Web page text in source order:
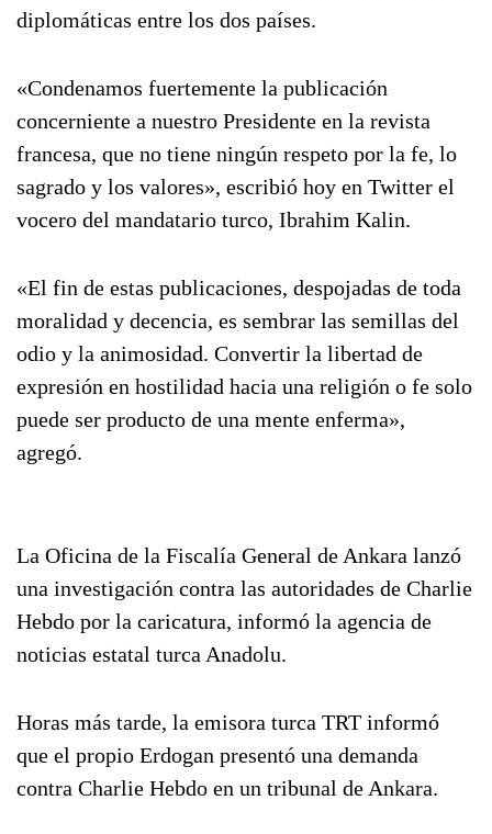
diplomáticas entre los dos países.
«Condenamos fuertemente la publicación
concerniente a nuestro Presidente en la revista
francesa, que no tiene ningún respeto por la fe, lo
sagrado y los valores», escribió hoy en Twitter el
vocero del mandatario turco, Ibrahim Kalin.
«El fin de estas publicaciones, despojadas de toda
moralidad y decencia, es sembrar las semillas del
odio y la animosidad. Convertir la libertad de
expresión en hostilidad hacia una religión o fe solo
puede ser producto de una mente enferma»,
agregó.
La Oficina de la Fiscalía General de Ankara lanzó
una investigación contra las autoridades de Charlie
Hebdo por la caricatura, informó la agencia de
noticias estatal turca Anadolu.
Horas más tarde, la emisora turca TRT informó
que el propio Erdogan presentó una demanda
contra Charlie Hebdo en un tribunal de Ankara.